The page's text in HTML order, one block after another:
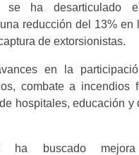
se ha desarticulado
reducción del 13% en
de extorsionistas.
en la
combate a incendios
hospitales, educación y
ha buscado